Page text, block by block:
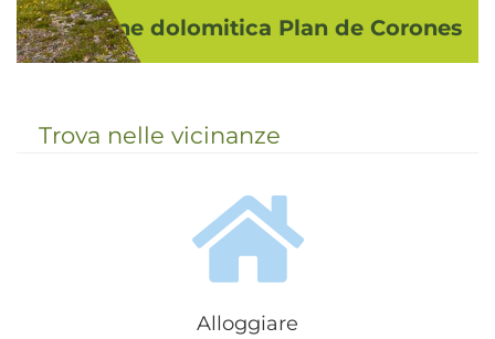
Regione dolomitica Plan de Corones
direzione E-O la regione dolomitica,
a cui appartengono le valli
Aurine, e comprende la bassa...
Trova nelle vicinanze
Alloggiare